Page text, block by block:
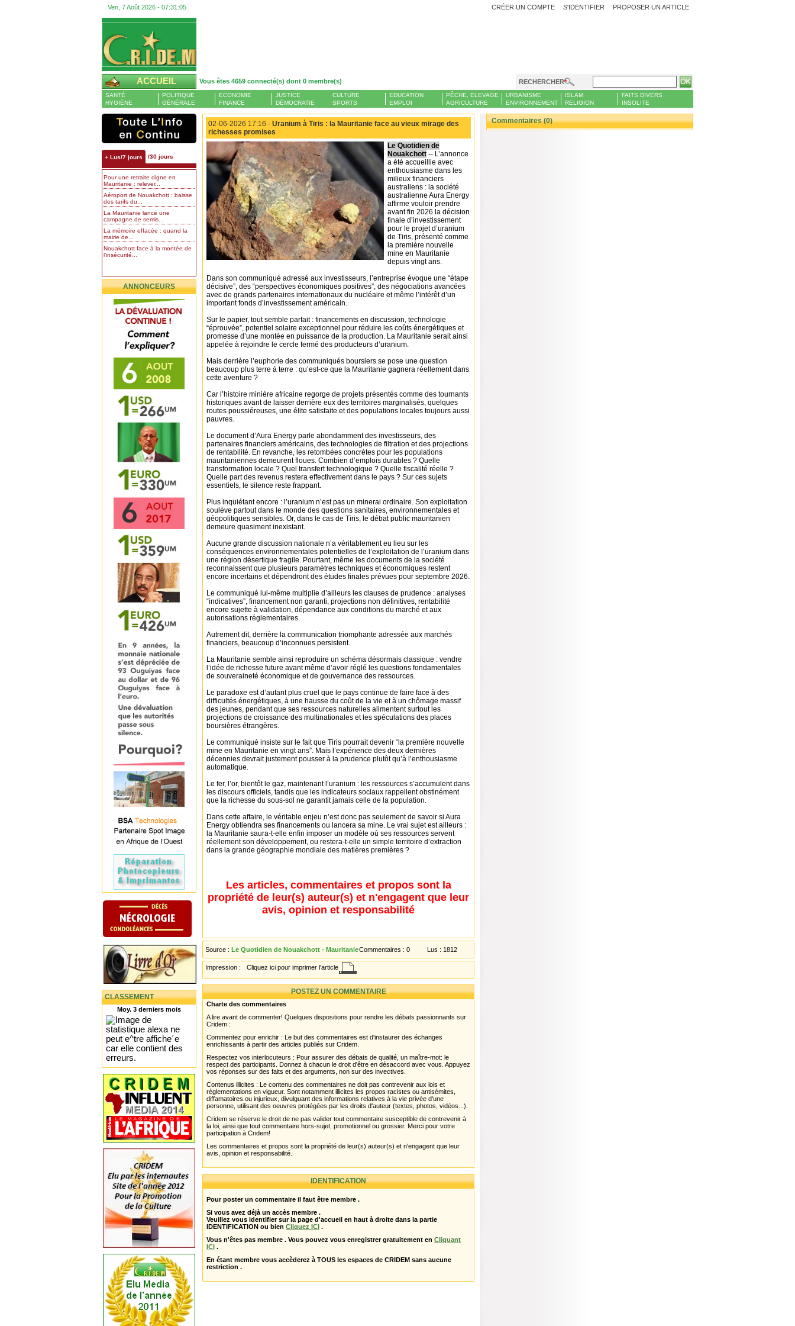
Ven, 7 Août 2026 - 07:31:05 PROPOSER UN ARTICLE
CRÉER UN COMPTE S'IDENTIFIER
ACCUEIL Vous êtes 4659 connecté(s) dont 0 membre(s) RECHERCHER
SANTÉ
HYGIÈNE
POLITIQUE
GÉNÉRALE
ECONOMIE
FINANCE
JUSTICE
DÉMOCRATIE
CULTURE
SPORTS
EDUCATION
EMPLOI
PÊCHE, ELEVAGE
AGRICULTURE
URBANISME
ENVIRONNEMENT
ISLAM
RELIGION
FAITS DIVERS
INSOLITE
+ Lus/7 jours /30 jours
Pour une retraite digne en
Mauritanie : relever...
Aéroport de Nouakchott : baisse
des tarifs du...
La Mauritanie lance une
campagne de semis...
La mémoire effacée : quand la
mairie de...
Nouakchott face à la montée de
l’insécurité...
ANNONCEURS
CLASSEMENT
Moy. 3 derniers mois
02-06-2026 17:16 - Uranium à Tiris : la Mauritanie face au vieux mirage des
richesses promises
Le Quotidien de
Nouakchott -- L’annonce
a été accueillie avec
enthousiasme dans les
milieux financiers
australiens : la société
australienne Aura Energy
affirme vouloir prendre
avant fin 2026 la décision
finale d’investissement
pour le projet d’uranium
de Tiris, présenté comme
la première nouvelle
mine en Mauritanie
depuis vingt ans.
Dans son communiqué adressé aux investisseurs, l’entreprise évoque une “étape
décisive”, des “perspectives économiques positives”, des négociations avancées
avec de grands partenaires internationaux du nucléaire et même l’intérêt d’un
important fonds d’investissement américain.
Sur le papier, tout semble parfait : financements en discussion, technologie
“éprouvée”, potentiel solaire exceptionnel pour réduire les coûts énergétiques et
promesse d’une montée en puissance de la production. La Mauritanie serait ainsi
appelée à rejoindre le cercle fermé des producteurs d’uranium.
Mais derrière l’euphorie des communiqués boursiers se pose une question
beaucoup plus terre à terre : qu’est-ce que la Mauritanie gagnera réellement dans
cette aventure ?
Car l’histoire minière africaine regorge de projets présentés comme des tournants
historiques avant de laisser derrière eux des territoires marginalisés, quelques
routes poussiéreuses, une élite satisfaite et des populations locales toujours aussi
pauvres.
Le document d’Aura Energy parle abondamment des investisseurs, des
partenaires financiers américains, des technologies de filtration et des projections
de rentabilité. En revanche, les retombées concrètes pour les populations
mauritaniennes demeurent floues. Combien d’emplois durables ? Quelle
transformation locale ? Quel transfert technologique ? Quelle fiscalité réelle ?
Quelle part des revenus restera effectivement dans le pays ? Sur ces sujets
essentiels, le silence reste frappant.
Plus inquiétant encore : l’uranium n’est pas un minerai ordinaire. Son exploitation
soulève partout dans le monde des questions sanitaires, environnementales et
géopolitiques sensibles. Or, dans le cas de Tiris, le débat public mauritanien
demeure quasiment inexistant.
Aucune grande discussion nationale n’a véritablement eu lieu sur les
conséquences environnementales potentielles de l’exploitation de l’uranium dans
une région désertique fragile. Pourtant, même les documents de la société
reconnaissent que plusieurs paramètres techniques et économiques restent
encore incertains et dépendront des études finales prévues pour septembre 2026.
Le communiqué lui-même multiplie d’ailleurs les clauses de prudence : analyses
“indicatives”, financement non garanti, projections non définitives, rentabilité
encore sujette à validation, dépendance aux conditions du marché et aux
autorisations réglementaires.
Autrement dit, derrière la communication triomphante adressée aux marchés
financiers, beaucoup d’inconnues persistent.
La Mauritanie semble ainsi reproduire un schéma désormais classique : vendre
l’idée de richesse future avant même d’avoir réglé les questions fondamentales
de souveraineté économique et de gouvernance des ressources.
Le paradoxe est d’autant plus cruel que le pays continue de faire face à des
difficultés énergétiques, à une hausse du coût de la vie et à un chômage massif
des jeunes, pendant que ses ressources naturelles alimentent surtout les
projections de croissance des multinationales et les spéculations des places
boursières étrangères.
Le communiqué insiste sur le fait que Tiris pourrait devenir “la première nouvelle
mine en Mauritanie en vingt ans”. Mais l’expérience des deux dernières
décennies devrait justement pousser à la prudence plutôt qu’à l’enthousiasme
automatique.
Le fer, l’or, bientôt le gaz, maintenant l’uranium : les ressources s’accumulent dans
les discours officiels, tandis que les indicateurs sociaux rappellent obstinément
que la richesse du sous-sol ne garantit jamais celle de la population.
Dans cette affaire, le véritable enjeu n’est donc pas seulement de savoir si Aura
Energy obtiendra ses financements ou lancera sa mine. Le vrai sujet est ailleurs :
la Mauritanie saura-t-elle enfin imposer un modèle où ses ressources servent
réellement son développement, ou restera-t-elle un simple territoire d’extraction
dans la grande géographie mondiale des matières premières ?
Les articles, commentaires et propos sont la
propriété de leur(s) auteur(s) et n'engagent que leur
avis, opinion et responsabilité
Source : Le Quotidien de Nouakchott - MauritanieCommentaires : 0 Lus : 1812
Impression : Cliquez ici pour imprimer l'article
POSTEZ UN COMMENTAIRE
Charte des commentaires
A lire avant de commenter! Quelques dispositions pour rendre les débats passionnants sur
Cridem :
Commentez pour enrichir : Le but des commentaires est d'instaurer des échanges
enrichissants à partir des articles publiés sur Cridem.
Respectez vos interlocuteurs : Pour assurer des débats de qualité, un maître-mot: le
respect des participants. Donnez à chacun le droit d'être en désaccord avec vous. Appuyez
vos réponses sur des faits et des arguments, non sur des invectives.
Contenus illicites : Le contenu des commentaires ne doit pas contrevenir aux lois et
réglementations en vigueur. Sont notamment illicites les propos racistes ou antisémites,
diffamatoires ou injurieux, divulguant des informations relatives à la vie privée d'une
personne, utilisant des oeuvres protégées par les droits d'auteur (textes, photos, vidéos...).
Cridem se réserve le droit de ne pas valider tout commentaire susceptible de contrevenir à
la loi, ainsi que tout commentaire hors-sujet, promotionnel ou grossier. Merci pour votre
participation à Cridem!
Les commentaires et propos sont la propriété de leur(s) auteur(s) et n'engagent que leur
avis, opinion et responsabilité.
IDENTIFICATION
Pour poster un commentaire il faut être membre .
Si vous avez déjà un accès membre .
Veuillez vous identifier sur la page d'accueil en haut à droite dans la partie
IDENTIFICATION ou bien Cliquez ICI .
Vous n'êtes pas membre . Vous pouvez vous enregistrer gratuitement en Cliquant
ICI .
En étant membre vous accèderez à TOUS les espaces de CRIDEM sans aucune
restriction .
Commentaires (0)